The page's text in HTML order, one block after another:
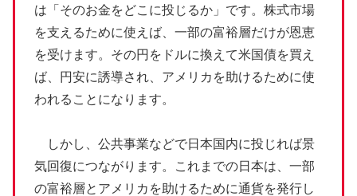
は「そのお金をどこに投じるか」です。株式市場
を支えるために使えば、一部の富裕層だけが恩恵
を受けます。その円をドルに換えて米国債を買え
ば、円安に誘導され、アメリカを助けるために使
われることになります。
しかし、公共事業などで日本国内に投じれば景
気回復につながります。これまでの日本は、一部
の富裕層とアメリカを助けるために通貨を発行し